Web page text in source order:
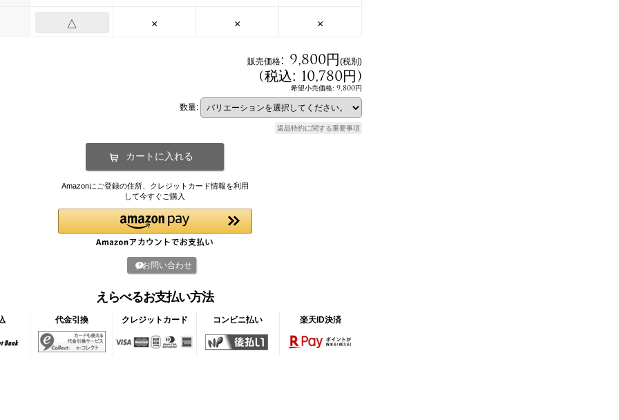
△ × × ×
販売価格: 9,800円(税別)
(税込: 10,780円)
希望小売価格: 9,800円
数量:
返品特約に関する重要事項
Amazonにご登録の住所、クレジットカード情報を利用
して今すぐご購入
お問い合わせ
えらべるお支払い方法
代金引換 クレジットカード コンビニ払い 楽天ID決済